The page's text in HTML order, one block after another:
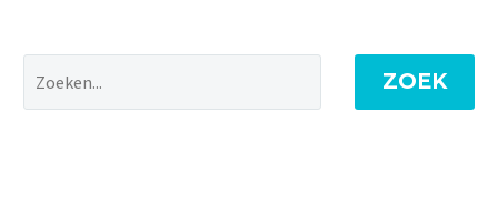
ZOEK